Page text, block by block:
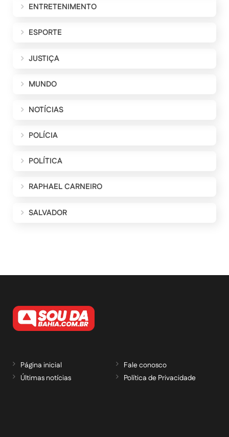
ENTRETENIMENTO
ESPORTE
JUSTIÇA
MUNDO
NOTÍCIAS
POLÍCIA
POLÍTICA
RAPHAEL CARNEIRO
SALVADOR
Página inicial
Últimas notícias
Fale conosco
Política de Privacidade